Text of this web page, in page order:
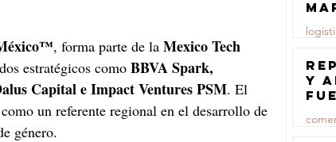
, forma parte de la Mexico Tech
estratégicos como BBVA Spark,
Capital e Impact Ventures PSM. El
un referente regional en el desarrollo de
género.
23 jul
y